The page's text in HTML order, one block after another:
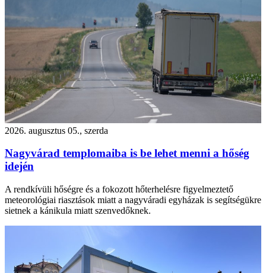
2026. augusztus 05., szerda
Nagyvárad templomaiba is be lehet menni a hőség
idején
A rendkívüli hőségre és a fokozott hőterhelésre figyelmeztető
meteorológiai riasztások miatt a nagyváradi egyházak is segítségükre
sietnek a kánikula miatt szenvedőknek.